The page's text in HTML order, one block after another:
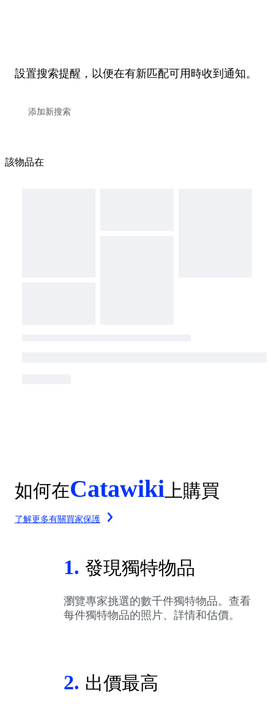
設置搜索提醒，以便在有新匹配可用時收到通知。
該物品在
如何在Catawiki 上購買
了解更多有關買家保護
1. 發現獨特物品
瀏覽專家挑選的數千件獨特物品。查看
每件獨特物品的照片、詳情和估價。
2. 出價最高